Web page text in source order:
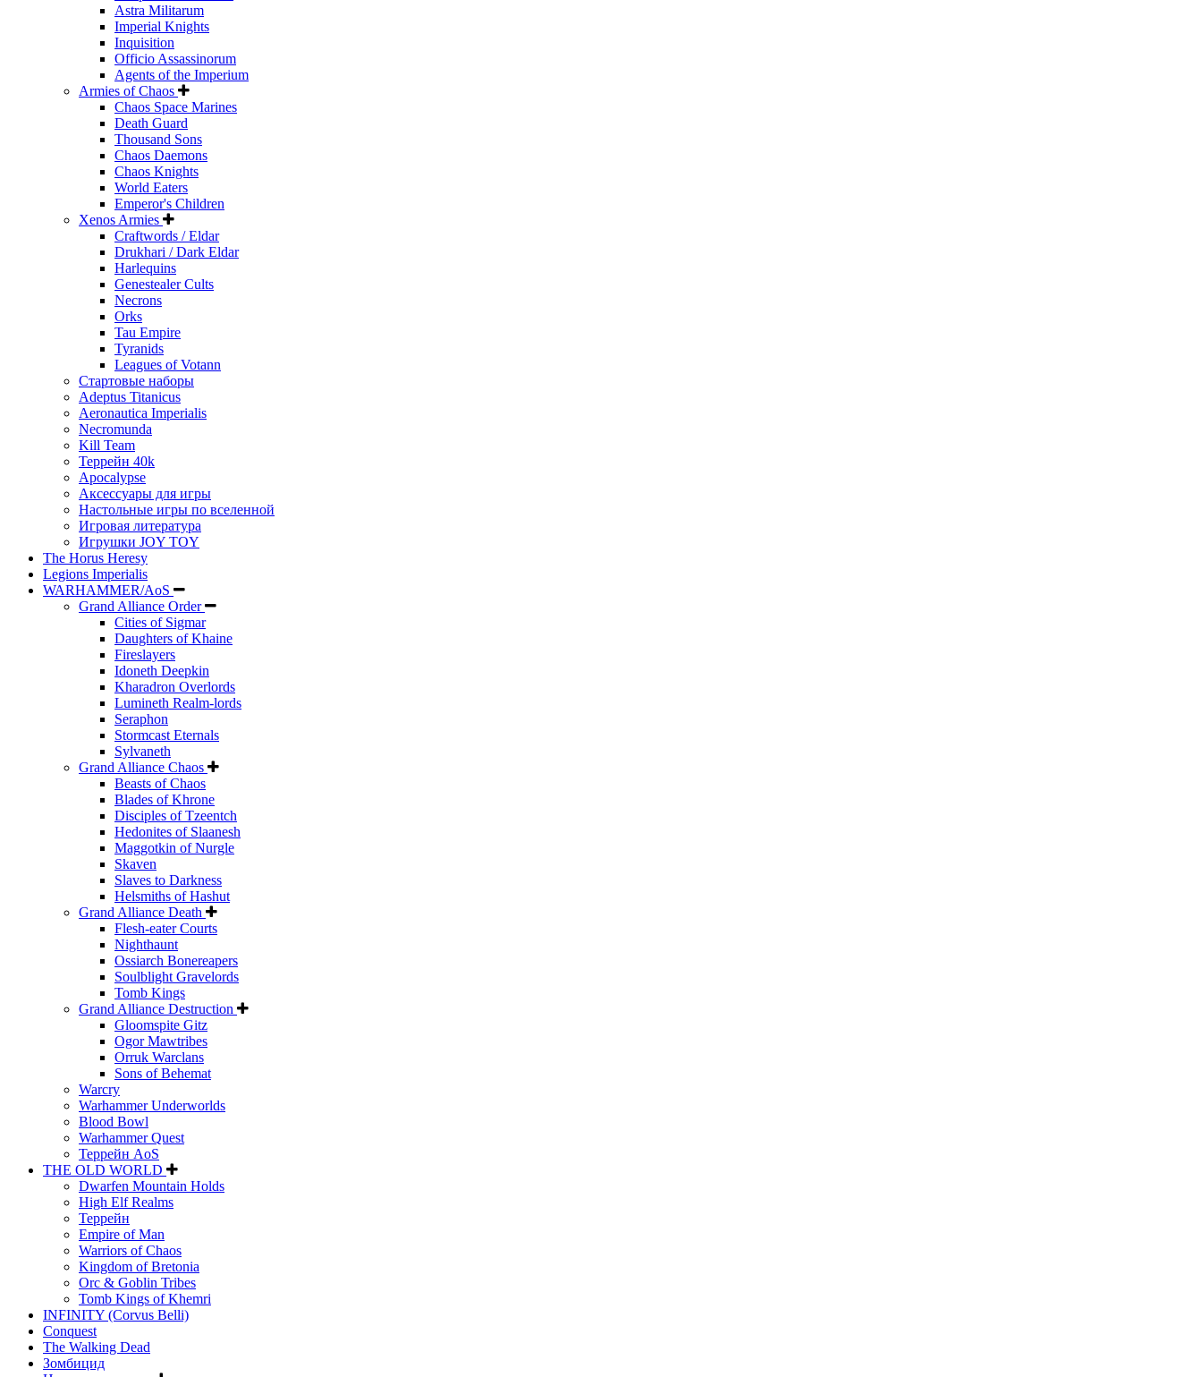
Astra Militarum
Imperial Knights
Inquisition
Officio Assassinorum
Agents of the Imperium
Armies of Chaos
Chaos Space Marines
Death Guard
Thousand Sons
Chaos Daemons
Chaos Knights
World Eaters
Emperor's Children
Xenos Armies
Craftwords / Eldar
Drukhari / Dark Eldar
Harlequins
Genestealer Cults
Necrons
Orks
Tau Empire
Tyranids
Leagues of Votann
Стартовые наборы
Adeptus Titanicus
Aeronautica Imperialis
Necromunda
Kill Team
Террейн 40k
Apocalypse
Аксессуары для игры
Настольные игры по вселенной
Игровая литература
Игрушки JOY TOY
The Horus Heresy
Legions Imperialis
WARHAMMER/AoS
Grand Alliance Order
Cities of Sigmar
Daughters of Khaine
Fireslayers
Idoneth Deepkin
Kharadron Overlords
Lumineth Realm-lords
Seraphon
Stormcast Eternals
Sylvaneth
Grand Alliance Chaos
Beasts of Chaos
Blades of Khrone
Disciples of Tzeentch
Hedonites of Slaanesh
Maggotkin of Nurgle
Skaven
Slaves to Darkness
Helsmiths of Hashut
Grand Alliance Death
Flesh-eater Courts
Nighthaunt
Ossiarch Bonereapers
Soulblight Gravelords
Tomb Kings
Grand Alliance Destruction
Gloomspite Gitz
Ogor Mawtribes
Orruk Warclans
Sons of Behemat
Warcry
Warhammer Underworlds
Blood Bowl
Warhammer Quest
Террейн AoS
THE OLD WORLD
Dwarfen Mountain Holds
High Elf Realms
Террейн
Empire of Man
Warriors of Chaos
Kingdom of Bretonia
Orc & Goblin Tribes
Tomb Kings of Khemri
INFINITY (Corvus Belli)
Conquest
The Walking Dead
Зомбицид